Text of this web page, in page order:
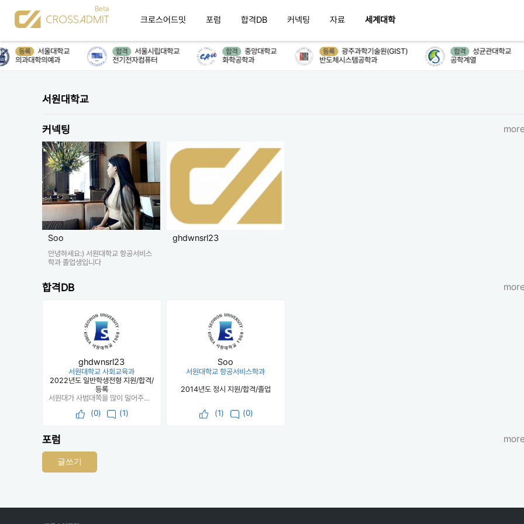
크로스어드밋 포럼 합격DB 커넥팅 자료 세계대학
등록
서울대학교
의과대학의예과
합격
서울시립대학교
전기전자컴퓨터
합격
중앙대학교
화학공학과
등록
광주과학기술원(GIST)
반도체시스템공학과
합격
성균관대학교
공학계열
서원대학교
커넥팅
Soo
안녕하세요:) 서원대학교 항공서비스
학과 졸업생입니다
ghdwnsrl23
합격DB
ghdwnsrl23
서원대학교 사회교육과
2022년도 일반학생전형 지원/합격/
등록
서원대가 사범대쪽을 많이 밀어주며 내 성적대에 추합 결과가 있었기에 이 학교를 선택했음
(0) (1)
Soo
서원대학교 항공서비스학과
2014년도 정시 지원/합격/졸업
(1) (0)
포럼
글쓰기